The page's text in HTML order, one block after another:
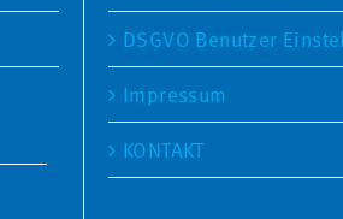
DSGVO Benutzer
Impressum
KONTAKT